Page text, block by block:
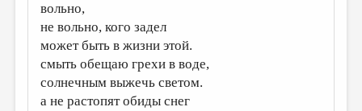
КНИЖНАЯ ПОЛКА
ОБЗОР ЛИТЕРАТУРЫ
СТРАНИЦЫ ПАМЯТИ
ОБЪЯВЛЕНИЯ
вольно,
не вольно, кого задел
может быть в жизни этой.
смыть обещаю грехи в воде,
солнечным выжечь светом.
а не растопят обиды снег